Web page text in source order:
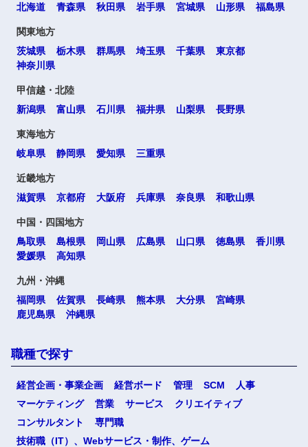
北海道
青森県 秋田県 岩手県 宮城県 山形県 福島県
関東地方
茨城県
栃木県 群馬県 埼玉県 千葉県
東京都
神奈川県
甲信越・北陸
新潟県
富山県 石川県 福井県 山梨県 長野県
東海地方
岐阜県
静岡県 愛知県 三重県
近畿地方
滋賀県
京都府 大阪府 兵庫県 奈良県 和歌山県
中国・四国地方
鳥取県
島根県 岡山県 広島県 山口県 徳島県
香川県
愛媛県
高知県
九州・沖縄
福岡県
佐賀県 長崎県 熊本県 大分県
宮崎県
鹿児島県
沖縄県
職種で探す
経営企画・事業企画 経営ボード 管理 SCM
人事
マーケティング
営業 サービス
クリエイティブ
コンサルタント
専門職
技術職（IT）、Webサービス・制作、ゲーム